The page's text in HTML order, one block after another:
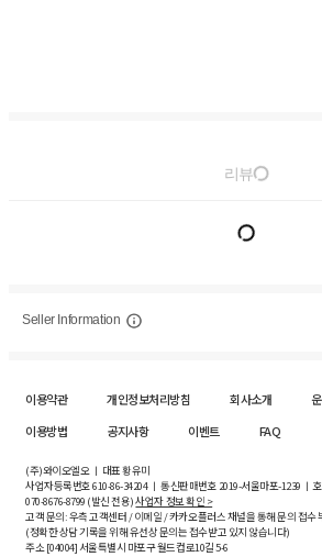
리뷰
Seller Information
이용약관 개인정보처리방침 회사소개
이용방법
공지사항 이벤트 FAQ
(주)와이오엘오 ㅣ 대표 황유미
사업자등록번호610-86-34204ㅣ 통신판매번호 2019-서울마포-1239 ㅣ
070-8676-8799 (발신 전용)사업자 정보 확인 >
고객 문의: 우측 고객센터 / 이메일 / 카카오플러스 채널을 통해 문의 접수
(정확한 상담 기록을 위해 유선상 문의는 접수받고 있지 않습니다)
주소 [04004] 서울특별시 마포구 월드컵로10길5-6